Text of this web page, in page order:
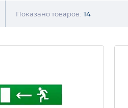
Показано товаров: 14